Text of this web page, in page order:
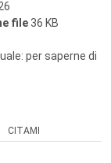
file 36 KB
per saperne di
CITAMI